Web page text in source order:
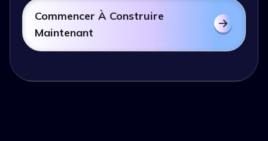
Commencer À Construire
Maintenant